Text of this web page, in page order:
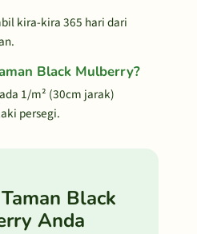
kira-kira 365 hari dari
Black Mulberry?
1/m² (30cm jarak)
persegi.
Black
Anda